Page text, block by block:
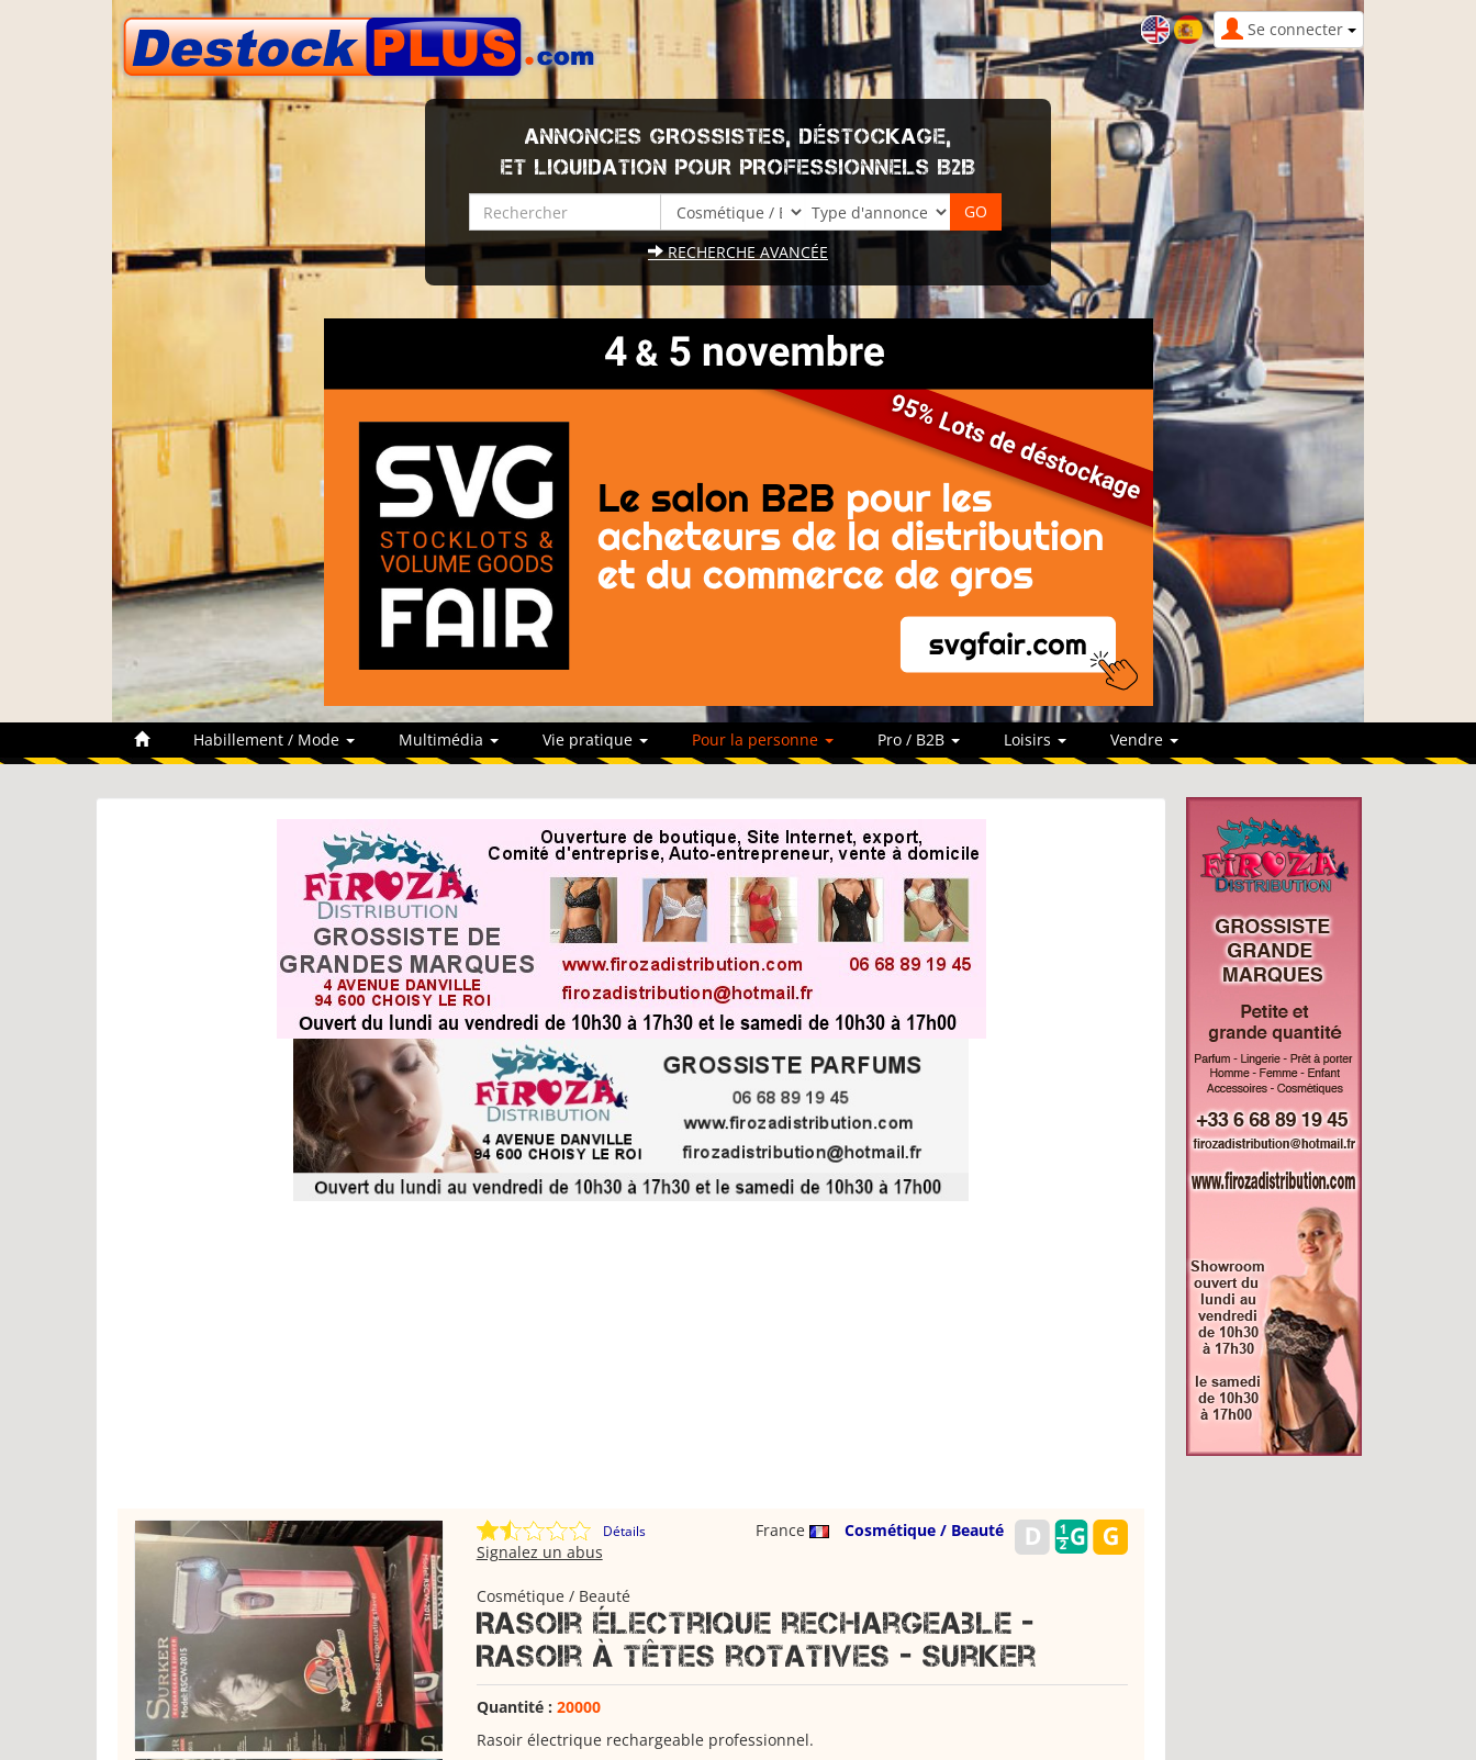
Se connecter
ANNONCES GROSSISTES, DÉSTOCKAGE,
ET LIQUIDATION POUR PROFESSIONNELS B2B
RECHERCHE AVANCÉE
Habillement / Mode Multimédia Vie pratique Pour la personne Pro / B2B Loisirs Vendre
Détails France
Cosmétique / Beauté
Signalez un abus
Cosmétique / Beauté
Rasoir électrique rechargeable -
Rasoir à têtes rotatives - Surker
Quantité : 20000
Rasoir électrique rechargeable professionnel.